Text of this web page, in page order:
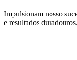
Impulsionam nosso
e resultados duradouros.